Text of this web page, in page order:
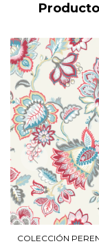
COLECCIÓN